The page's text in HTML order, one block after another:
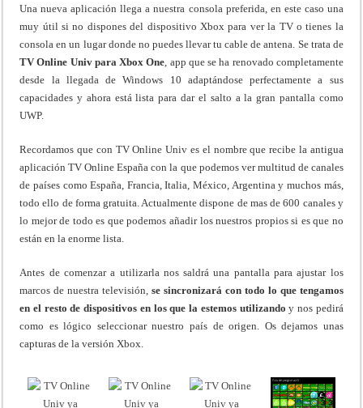
Una nueva aplicación llega a nuestra consola preferida, en este caso una
muy útil si no dispones del dispositivo Xbox para ver la TV o tienes la
consola en un lugar donde no puedes llevar tu cable de antena. Se trata de
TV Online Univ para Xbox One , app que se ha renovado completamente
desde la llegada de Windows 10 adaptándose perfectamente a sus
capacidades y ahora está lista para dar el salto a la gran pantalla como
UWP.
Recordamos que con TV Online Univ es el nombre que recibe la antigua
aplicación TV Online España con la que podemos ver multitud de canales
de países como España, Francia, Italia, México, Argentina y muchos más,
todo ello de forma gratuita. Actualmente dispone de mas de 600 canales y
lo mejor de todo es que podemos añadir los nuestros propios si es que no
están en la enorme lista.
Antes de comenzar a utilizarla nos saldrá una pantalla para ajustar los
marcos de nuestra televisión,se sincronizará con todo lo que tengamos
en el resto de dispositivos en los que la estemos utilizando y nos pedirá
como es lógico seleccionar nuestro país de origen. Os dejamos unas
capturas de la versión Xbox.